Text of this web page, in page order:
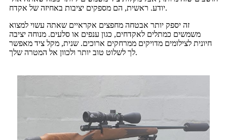
יודע. ראשית, הם מספקים יציבות באחיזה של אקדח.
זה יספק יותר אבטחה מחפצים אקראיים שאתה עשוי למצוא
משמשים כמתלים לאקדחים, כגון ענפים או סלעים. מנוחה יציבה
חיונית לצילומים מדויקים ממרחקים ארוכים. שנית, מקל ציד מאפשר
לך לשלוט טוב יותר ולכוון אל המטרה שלך.